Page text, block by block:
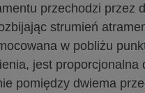
przechodzi przez
strumień
w pobliżu
jest proporcjonalna
pomiędzy dwiema